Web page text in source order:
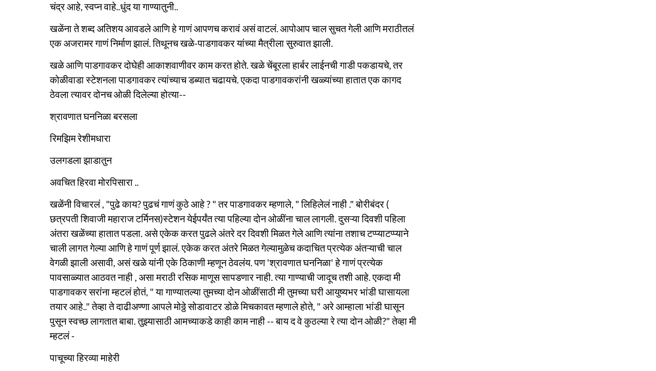
चंद्र आहे, स्वप्न वाहे..धुंद या गाण्यातुनी..
खळेंना ते शब्द अतिशय आवडले आणि हे गाणं आपणच करावं असं वाटलं. आपोआप चाल सुचत गेली आणि मराठीतलं
एक अजरामर गाणं निर्माण झालं. तिथूनच खळे-पाडगावकर यांच्या मैत्रीला सुरुवात झाली.
खळे आणि पाडगावकर दोघेही आकाशवाणीवर काम करत होते. खळे चेंबूरला हार्बर लाईनची गाडी पकडायचे, तर
कोळीवाडा स्टेशनला पाडगावकर त्यांच्याच डब्यात चढायचे. एकदा पाडगावकरांनी खळ्यांच्या हातात एक कागद
ठेवला त्यावर दोनच ओळी दिलेल्या होत्या--
श्रावणात घननिळा बरसला
रिमझिम रेशीमधारा
उलगडला झाडातुन
अवचित हिरवा मोरपिसारा ..
खळेंनी विचारलं , "पुढे काय? पुढचं गाणं कुठे आहे ? " तर पाडगावकर म्हणाले, " लिहिलेलं नाही ." बोरीबंदर (
छत्रपती शिवाजी महाराज टर्मिनस)स्टेशन येईपर्यंत त्या पहिल्या दोन ओळींना चाल लागली. दुसऱ्या दिवशी पहिला
अंतरा खळेंच्या हातात पडला. असे एकेक करत पुढले अंतरे दर दिवशी मिळत गेले आणि त्यांना तशाच टप्प्याटप्प्याने
चाली लागत गेल्या आणि हे गाणं पूर्ण झालं. एकेक करत अंतरे मिळत गेल्यामुळेच कदाचित प्रत्येक अंतऱ्याची चाल
वेगळी झाली असावी, असं खळे यांनी एके ठिकाणी म्हणून ठेवलंय. पण 'श्रावणात घननिळा' हे गाणं प्रत्येक
पावसाळ्यात आठवत नाही , असा मराठी रसिक माणूस सापडणार नाही. त्या गाण्याची जादूच तशी आहे. एकदा मी
पाडगावकर सरांना म्हटलं होतं, " या गाण्यातल्या तुमच्या दोन ओळींसाठी मी तुमच्या घरी आयुष्यभर भांडी घासायला
तयार आहे.." तेव्हा ते दाढीअण्णा आपले मोठ्ठे सोडावाटर डोळे मिचकावत म्हणाले होते, " अरे आम्हाला भांडी घासून
पुसून स्वच्छ लागतात बाबा. तुझ्यासाठी आमच्याकडे काही काम नाही -- बाय द वे कुठल्या रे त्या दोन ओळी?" तेव्हा मी
म्हटलं -
पाचूच्या हिरव्या माहेरी